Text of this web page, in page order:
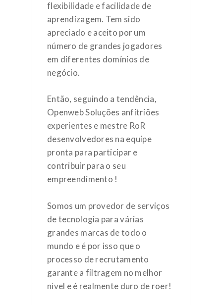
flexibilidade e facilidade de
aprendizagem. Tem sido
apreciado e aceito por um
número de grandes jogadores
em diferentes domínios de
negócio.
Então, seguindo a tendência,
Openweb Soluções anfitriões
experientes e mestre RoR
desenvolvedores na equipe
pronta para participar e
contribuir para o seu
empreendimento !
Somos um provedor de serviços
de tecnologia para várias
grandes marcas de todo o
mundo e é por isso que o
processo de recrutamento
garante a filtragem no melhor
nível e é realmente duro de roer!